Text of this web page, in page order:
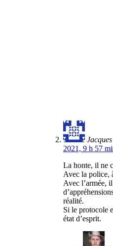
2021, 9 h 57
La honte, il ne
Avec la police,
Avec l’armée,
réalité.
Si le protocole
état d’esprit.